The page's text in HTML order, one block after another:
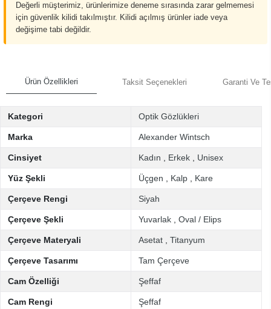
Değerli müşterimiz, ürünlerimize deneme sırasında zarar gelmemesi
için güvenlik kilidi takılmıştır. Kilidi açılmış ürünler iade veya
değişime tabi değildir.
Ürün Özellikleri Taksit Seçenekleri Garanti Ve
Kategori Optik Gözlükleri
Marka Alexander Wintsch
Cinsiyet Kadın Erkek Unisex
Yüz Şekli Üçgen Kalp Kare
Çerçeve Rengi Siyah
Çerçeve Şekli Yuvarlak Oval / Elips
Çerçeve Materyali Asetat Titanyum
Çerçeve Tasarımı Tam Çerçeve
Cam Özelliği Şeffaf
Cam Rengi Şeffaf